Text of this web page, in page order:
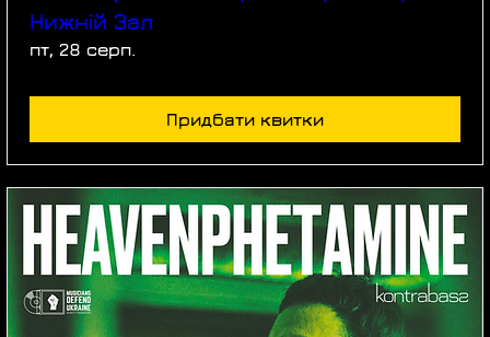
Нижній Зал
пт, 28 серп.
Придбати квитки